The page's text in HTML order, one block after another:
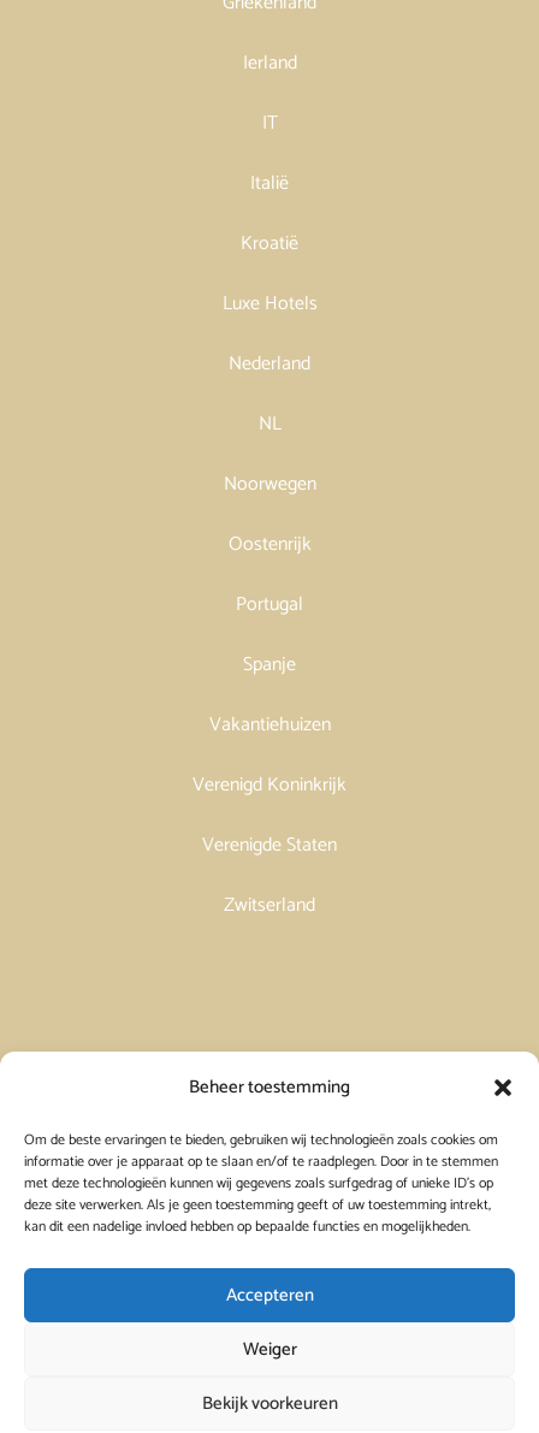
Beheer toestemming
Om de beste ervaringen te bieden, gebruiken wij technologieën zoals cookies om
informatie over je apparaat op te slaan en/of te raadplegen. Door in te stemmen
met deze technologieën kunnen wij gegevens zoals surfgedrag of unieke ID's op
deze site verwerken. Als je geen toestemming geeft of uw toestemming intrekt,
kan dit een nadelige invloed hebben op bepaalde functies en mogelijkheden.
Accepteren
Weiger
Bekijk voorkeuren
Ierland
IT
Italië
Kroatië
Luxe Hotels
Nederland
NL
Noorwegen
Oostenrijk
Portugal
Spanje
Vakantiehuizen
Verenigd Koninkrijk
Verenigde Staten
Zwitserland
Vakantiehuis in Frankrijk huren
Vakantiehuis in Griekenland huren